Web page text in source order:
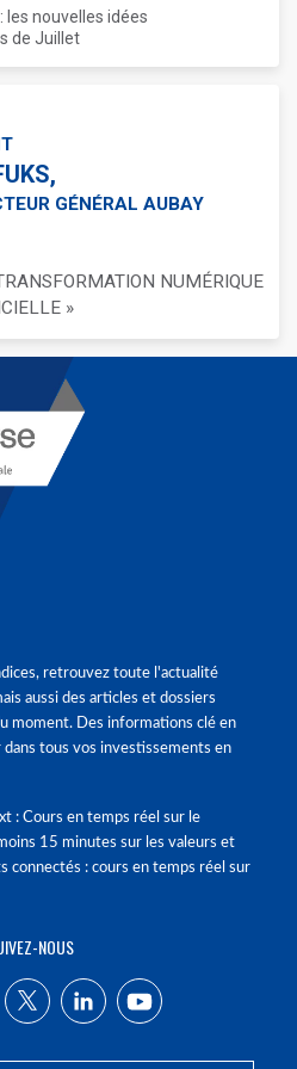
les nouvelles idées
de Juillet
GÉNÉRAL AUBAY
NUMÉRIQUE
»
retrouvez toute l'actualité
aussi des articles et dossiers
moment. Des informations clé en
dans tous vos investissements en
: Cours en temps réel sur le
15 minutes sur les valeurs et
connectés : cours en temps réel sur
NOUS